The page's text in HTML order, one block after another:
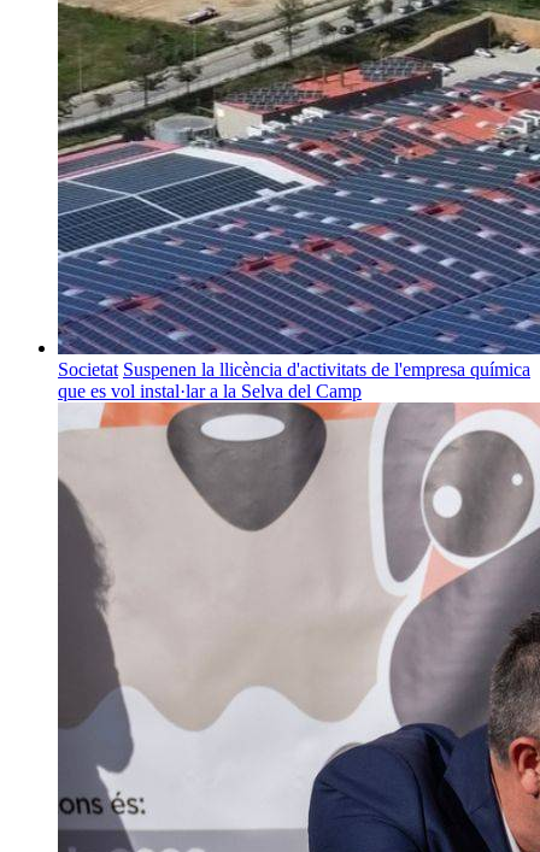
Societat Suspenen la llicència d'activitats de l'empresa química
que es vol instal·lar a la Selva del Camp